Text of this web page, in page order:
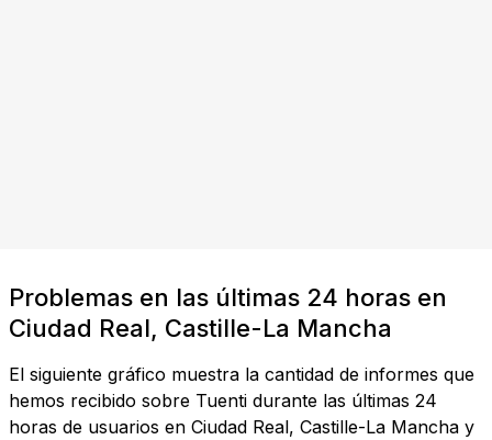
Problemas en las últimas 24 horas en
Ciudad Real, Castille-La Mancha
El siguiente gráfico muestra la cantidad de informes que
hemos recibido sobre Tuenti durante las últimas 24
horas de usuarios en Ciudad Real, Castille-La Mancha y